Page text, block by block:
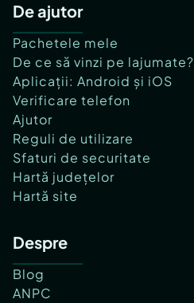
De ajutor
Pachetele mele
De ce să vinzi pe lajumate?
Aplicații: Android și iOS
Verificare telefon
Ajutor
Reguli de utilizare
Sfaturi de securitate
Hartă județelor
Hartă site
Despre
Blog
ANPC